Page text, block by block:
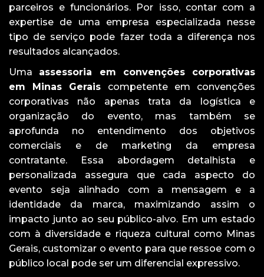
parceiros e funcionários. Por isso, contar com a
expertise de uma empresa especializada nesse
tipo de serviço pode fazer toda a diferença nos
resultados alcançados.
Uma assessoria em convenções corporativas
em Minas Gerais competente em convenções
corporativas não apenas trata da logística e
organização do evento, mas também se
aprofunda no entendimento dos objetivos
comerciais e de marketing da empresa
contratante. Essa abordagem detalhista e
personalizada assegura que cada aspecto do
evento seja alinhado com a mensagem e a
identidade da marca, maximizando assim o
impacto junto ao seu público-alvo. Em um estado
com à diversidade e riqueza cultural como Minas
Gerais, customizar o evento para que ressoe com o
público local pode ser um diferencial expressivo.